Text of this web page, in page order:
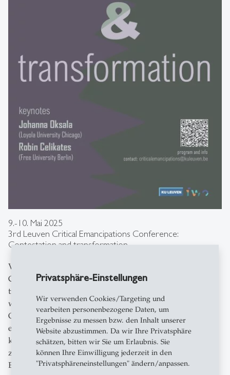
Privatsphäre-Einstellungen
Wir verwenden Cookies/Targeting und
vearbeiten personenbezogene Daten, um
Ergebnisse zu messen bzw. den Inhalt unserer
Website abzustimmen. Da wir Ihre Privatsphäre
schätzen, bitten wir Sie um Erlaubnis. Sie
können Ihre Einwilligung jederzeit in den
"Privatsphäreneinstellungen" ändern/anpassen.
9.-10. Mai 2025
3rd Leuven Critical Emancipations Conference:
Contestation and transformation
Vom 9.-10. Mai findet zum dritten Mal die "Leuven
Critical Emancipations Conference: Contestation and
transformation" statt. Die Tagung widmet sich der Frage,
wie sich in den gegenwärtigen kapitalistischen
Gesellschaften emanzipatorische Transformationen
ereignen können. Welche Formen der Politisierung,
kritischen Befragung und des Widerstandes sind hier
zielführend und wie werden diese auf theoretischer
Ebene eingeholt?